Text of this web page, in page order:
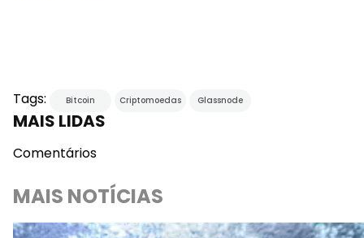
Tags: Bitcoin Criptomoedas Glassnode
MAIS LIDAS
Comentários
MAIS NOTÍCIAS